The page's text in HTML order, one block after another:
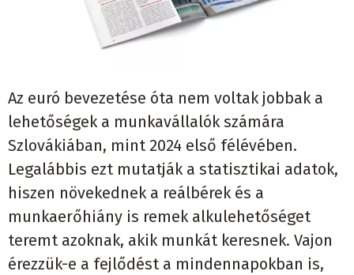
Az euró bevezetése óta nem voltak jobbak a
lehetőségek a munkavállalók számára
Szlovákiában, mint 2024 első félévében.
Legalábbis ezt mutatják a statisztikai adatok,
hiszen növekednek a reálbérek és a
munkaerőhiány is remek alkulehetőséget
teremt azoknak, akik munkát keresnek. Vajon
érezzük-e a fejlődést a mindennapokban is,